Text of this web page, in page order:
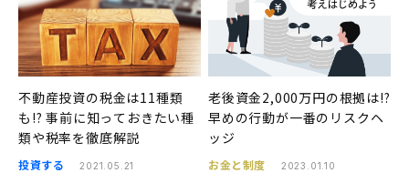
不動産投資の税金は11種類
も!? 事前に知っておきたい種
類や税率を徹底解説
投資する 2021.05.21
老後資金2,000万円の根拠は!?
早めの行動が一番のリスクヘ
ッジ
お金と制度 2023.01.10